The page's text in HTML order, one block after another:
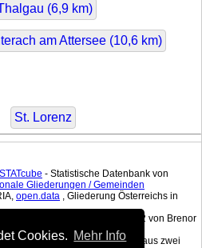
Cookies. Mehr Info
(6,9 km)
am Attersee (10,6 km)
St. Lorenz
STATcube - Statistische Datenbank von
Gliederungen / Gemeinden
open.data , Gliederung Österreichs in
1.2 von Brenor
mit linearer Interpolation aus zwei